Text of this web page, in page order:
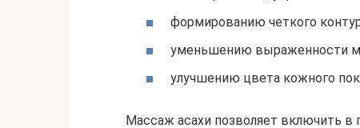
формированию четкого
уменьшению выраженности
улучшению цвета кожного
Массаж асахи позволяет включить